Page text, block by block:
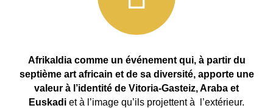
Afrikaldia comme un événement qui, à partir du
septième art africain et de sa diversité, apporte une
valeur à l’identité de Vitoria-Gasteiz, Araba et
Euskadi et à l’image qu’ils projettent à l’extérieur.